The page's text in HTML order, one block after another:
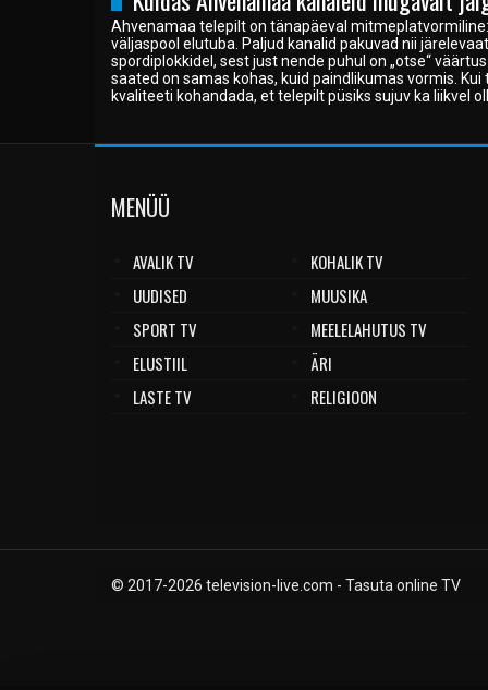
Kaimani saared
Kambodža
Kamerun
Kanada
Katar
Kesk-Aafrika Vabariik
Kongo Vabariik
Kõrgõzstan
Kreeka
Kuveit
Liechtenstein
Liibanon
Ahvenamaa telepilt on tänapäeval
väljaspool elutuba. Paljud kanalid pakuvad nii
spordiplokkidel, sest just nende puhul on „otse“
saated on samas kohas, kuid paindlikumas vormis.
kvaliteeti kohandada, et telepilt püsiks sujuv ka liikvel
MENÜÜ
AVALIK TV
KOHALIK TV
UUDISED
MUUSIKA
SPORT TV
MEELELAHUTUS TV
ELUSTIIL
ÄRI
LASTE TV
RELIGIOON
© 2017-2026 television-live.com - Tasuta online TV